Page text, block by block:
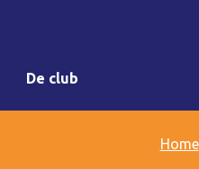
De club
Home